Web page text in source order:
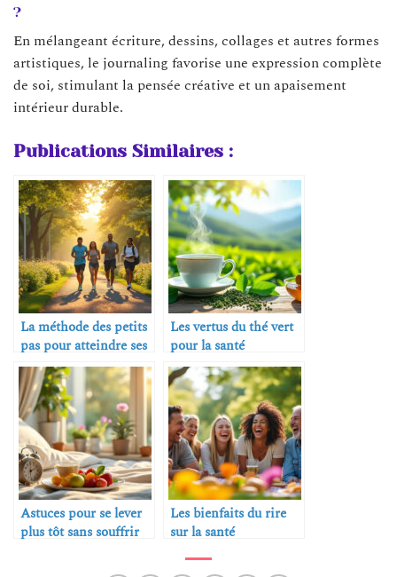
?
En mélangeant écriture, dessins, collages et autres formes
artistiques, le journaling favorise une expression complète
de soi, stimulant la pensée créative et un apaisement
intérieur durable.
Publications Similaires :
La méthode des petits
pas pour atteindre ses
objectifs
Les vertus du thé vert
pour la santé
Astuces pour se lever
plus tôt sans souffrir
Les bienfaits du rire
sur la santé